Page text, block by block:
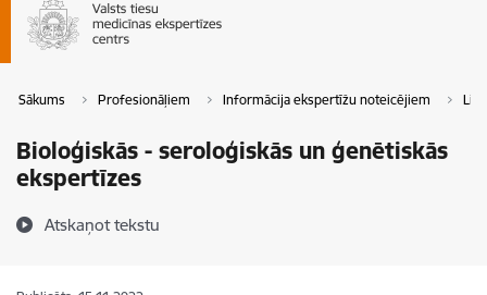
Sākums Profesionāļiem Informācija ekspertīžu noteicējiem
Bioloģiskās - seroloģiskās un ģenētiskās
ekspertīzes
Atskaņot tekstu